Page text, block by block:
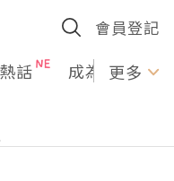
會員登記
話 成為U更多